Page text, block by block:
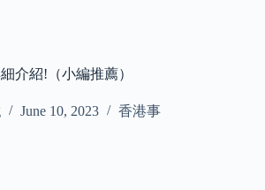
介紹!（小編推薦）
June 10, 2023 香港事